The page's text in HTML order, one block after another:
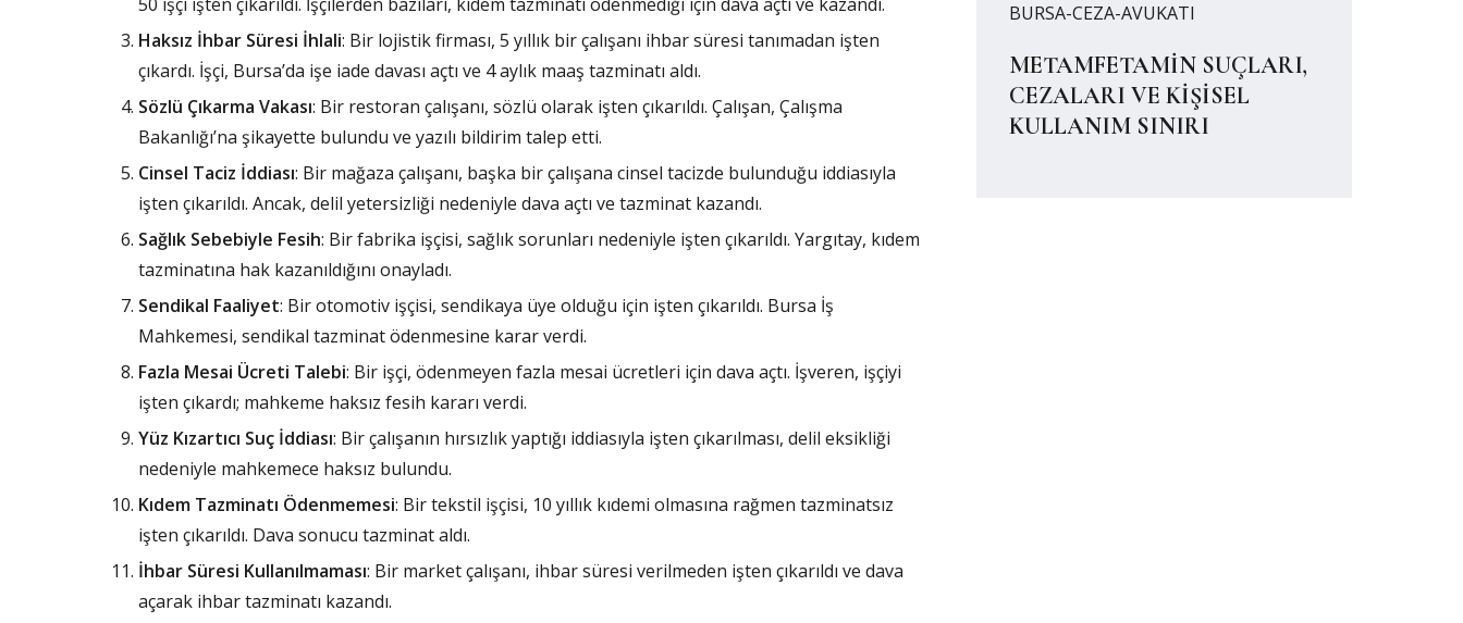
Haksız İhbar Süresi İhlali: Bir lojistik firması, 5 yıllık bir çalışanı ihbar süresi tanımadan işten
çıkardı. İşçi, Bursa’da işe iade davası açtı ve 4 aylık maaş tazminatı aldı.
Sözlü Çıkarma Vakası: Bir restoran çalışanı, sözlü olarak işten çıkarıldı. Çalışan, Çalışma
Bakanlığı’na şikayette bulundu ve yazılı bildirim talep etti.
Cinsel Taciz İddiası: Bir mağaza çalışanı, başka bir çalışana cinsel tacizde bulunduğu iddiasıyla
işten çıkarıldı. Ancak, delil yetersizliği nedeniyle dava açtı ve tazminat kazandı.
Sağlık Sebebiyle Fesih: Bir fabrika işçisi, sağlık sorunları nedeniyle işten çıkarıldı. Yargıtay, kıdem
tazminatına hak kazanıldığını onayladı.
Sendikal Faaliyet: Bir otomotiv işçisi, sendikaya üye olduğu için işten çıkarıldı. Bursa İş
Mahkemesi, sendikal tazminat ödenmesine karar verdi.
Fazla Mesai Ücreti Talebi: Bir işçi, ödenmeyen fazla mesai ücretleri için dava açtı. İşveren, işçiyi
işten çıkardı; mahkeme haksız fesih kararı verdi.
Yüz Kızartıcı Suç İddiası: Bir çalışanın hırsızlık yaptığı iddiasıyla işten çıkarılması, delil eksikliği
nedeniyle mahkemece haksız bulundu.
Kıdem Tazminatı Ödenmemesi: Bir tekstil işçisi, 10 yıllık kıdemi olmasına rağmen tazminatsız
işten çıkarıldı. Dava sonucu tazminat aldı.
İhbar Süresi Kullanılmaması: Bir market çalışanı, ihbar süresi verilmeden işten çıkarıldı ve dava
açarak ihbar tazminatı kazandı.
METAMFETAMİN SUÇLARI,
CEZALARI VE KİŞİSEL
KULLANIM SINIRI